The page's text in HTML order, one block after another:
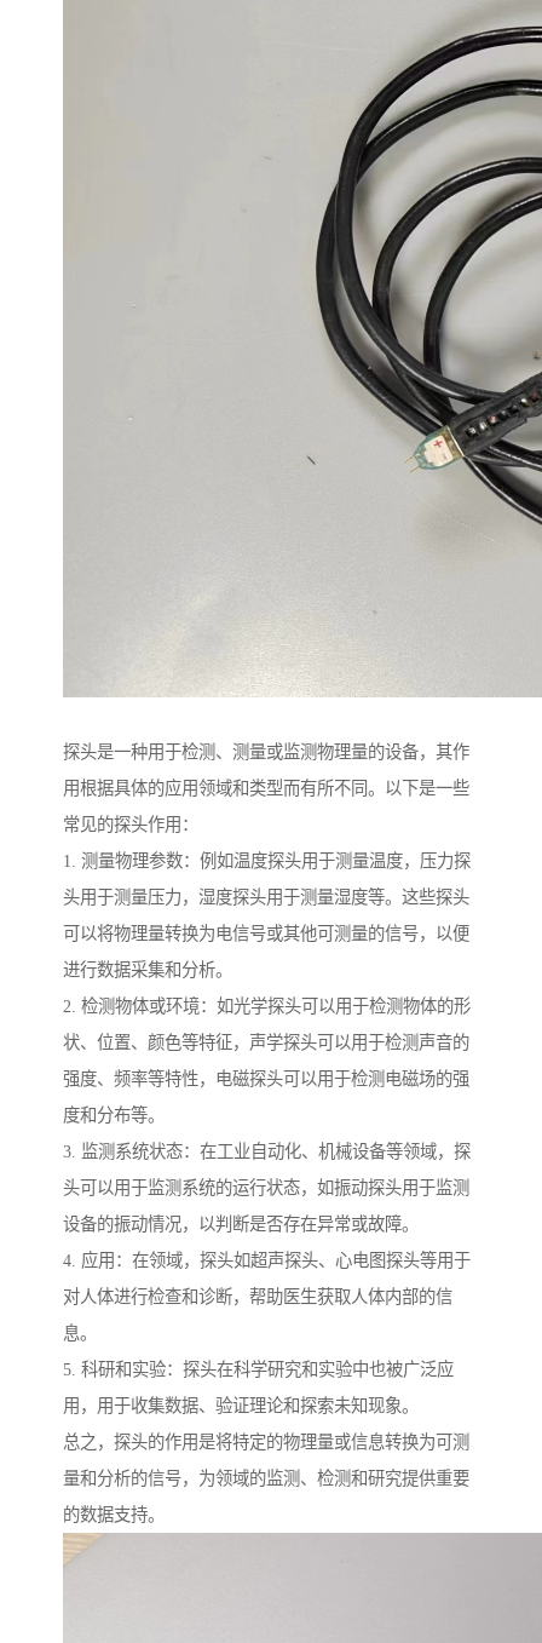
探头是一种用于检测、测量或监测物理量的设备，其作
用根据具体的应用领域和类型而有所不同。以下是一些
常见的探头作用：
1. 测量物理参数：例如温度探头用于测量温度，压力探
头用于测量压力，湿度探头用于测量湿度等。这些探头
可以将物理量转换为电信号或其他可测量的信号，以便
进行数据采集和分析。
2. 检测物体或环境：如光学探头可以用于检测物体的形
状、位置、颜色等特征，声学探头可以用于检测声音的
强度、频率等特性，电磁探头可以用于检测电磁场的强
度和分布等。
3. 监测系统状态：在工业自动化、机械设备等领域，探
头可以用于监测系统的运行状态，如振动探头用于监测
设备的振动情况，以判断是否存在异常或故障。
4. 应用：在领域，探头如超声探头、心电图探头等用于
对人体进行检查和诊断，帮助医生获取人体内部的信
息。
5. 科研和实验：探头在科学研究和实验中也被广泛应
用，用于收集数据、验证理论和探索未知现象。
总之，探头的作用是将特定的物理量或信息转换为可测
量和分析的信号，为领域的监测、检测和研究提供重要
的数据支持。